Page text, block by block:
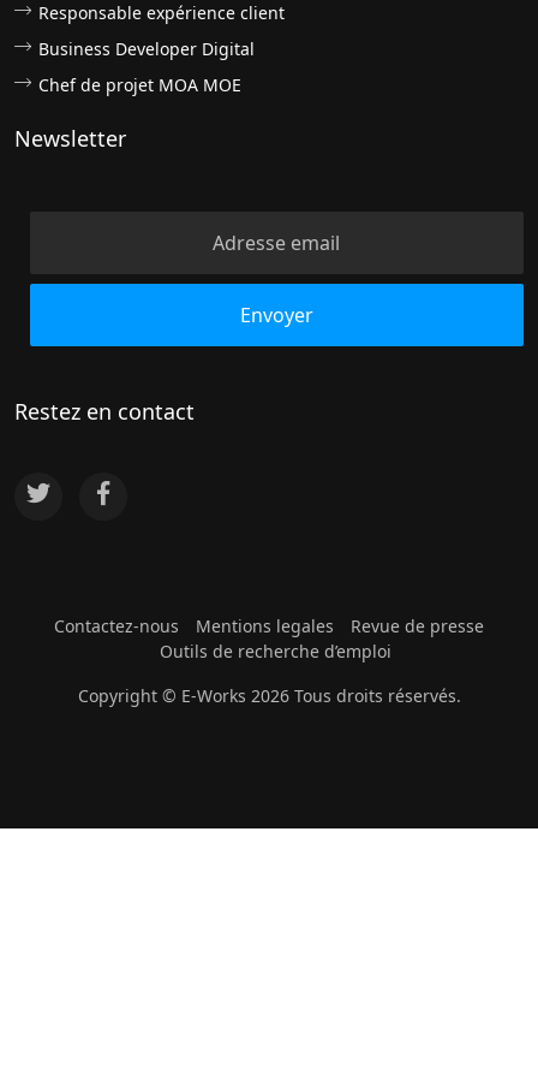
Responsable expérience client
Business Developer Digital
Chef de projet MOA MOE
Newsletter
Restez en contact
Contactez-nous Mentions legales
Revue de presse
Outils de recherche d’emploi
Copyright © E-Works 2026 Tous droits réservés.